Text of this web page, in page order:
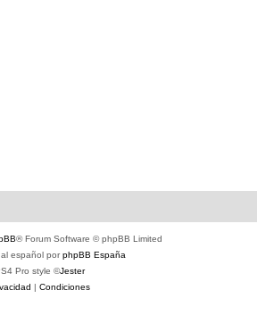
® Forum Software © phpBB Limited
español porphpBB España
Pro style ©Jester
| Condiciones